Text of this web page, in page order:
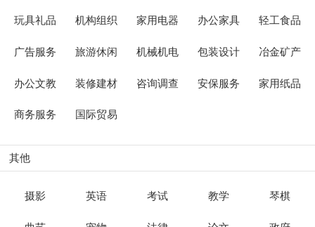
玩具礼品 机构组织 家用电器 办公家具 轻工食品
广告服务 旅游休闲 机械机电 包装设计 冶金矿产
办公文教 装修建材 咨询调查 安保服务 家用纸品
商务服务 国际贸易
其他
摄影 英语 考试 教学 琴棋